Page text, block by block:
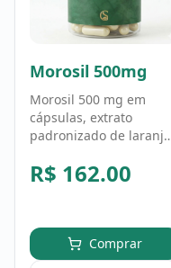
Morosil 500mg
Morosil 500 mg em
cápsulas, extrato
padronizado de laranja
manipulado na GS
conforme orientação
profissional.
R$ 162.00
Comprar